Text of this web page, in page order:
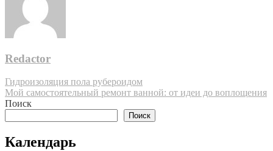
Redactor
Навигация
по
Гидроизоляция пола рубероидом
Мой самостоятельный ремонт ванной: от идеи до воплощения
Поиск
Поиск
Календарь